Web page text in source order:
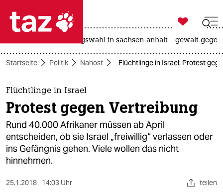
 taz zahl ich
taz zahl ich
themen
politik
öko
gesellschaft
kultur

taz zahl ich
landtagswahl in sachsen-anhalt gewalt
Startseite Politik Nahost Flüchtlinge in Israel: Protest
Flüchtlinge in Israel
Protest gegen Vertreibung
Rund 40.000 Afrikaner müssen ab April
entscheiden, ob sie Israel „freiwillig“ verlassen oder
ins Gefängnis gehen. Viele wollen das nicht
hinnehmen.
25.1.2018 14:03 Uhr teilen